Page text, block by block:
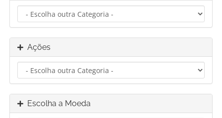
Ações
Escolha a Moeda